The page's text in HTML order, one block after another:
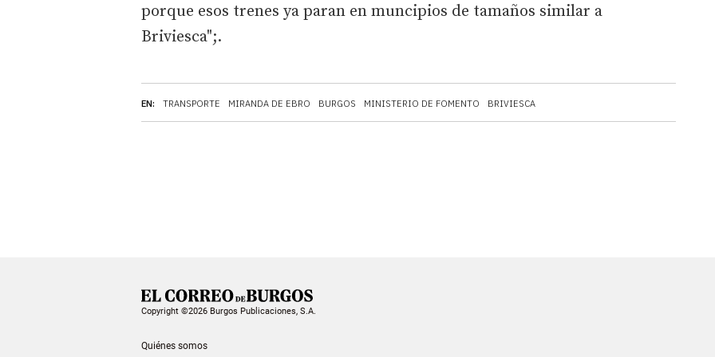
EN: TRANSPORTE MIRANDA DE EBRO BURGOS MINISTERIO DE FOMENTO BRIVIESCA
porque esos trenes ya paran en muncipios de tamaños similar a
Briviesca";.
Copyright ©2026 Burgos Publicaciones, S.A.
Quiénes somos